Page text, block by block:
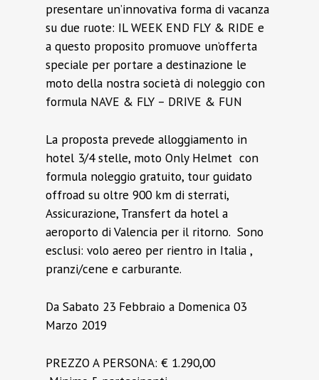
presentare un’innovativa forma di vacanza
su due ruote: IL WEEK END FLY & RIDE e
a questo proposito promuove un’offerta
speciale per portare a destinazione le
moto della nostra società di noleggio con
formula NAVE & FLY – DRIVE & FUN
La proposta prevede alloggiamento in
hotel 3/4 stelle, moto Only Helmet con
formula noleggio gratuito, tour guidato
offroad su oltre 900 km di sterrati,
Assicurazione, Transfert da hotel a
aeroporto di Valencia per il ritorno. Sono
esclusi: volo aereo per rientro in Italia ,
pranzi/cene e carburante.
Da Sabato 23 Febbraio a Domenica 03
Marzo 2019
PREZZO A PERSONA: € 1.290,00